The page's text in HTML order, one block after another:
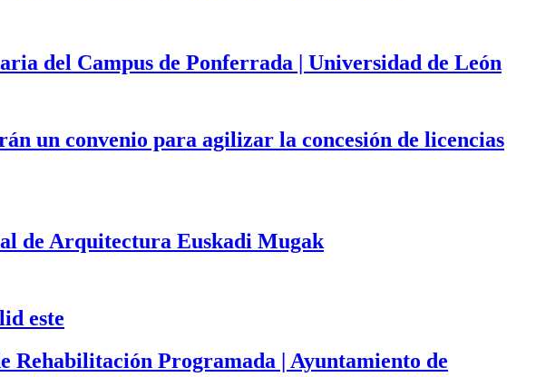
del Campus de Ponferrada | Universidad de León
un convenio para agilizar la concesión de licencias
de Arquitectura Euskadi Mugak
este
Rehabilitación Programada | Ayuntamiento de